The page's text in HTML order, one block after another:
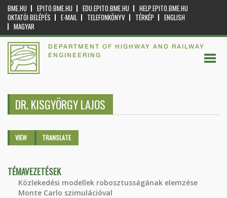
BME.HU EPITO.BME.HU EDU.EPITO.BME.HU
HELP.EPITO.BME.HU
OKTATÓI BELÉPÉS
E-MAIL TELEFONKÖNYV TÉRKÉP
ENGLISH
MAGYAR
DEPARTMENT OF HIGHWAY AND RAILWAY
ENGINEERING
DR. KISGYÖRGY LAJOS
Primary tabs
VIEW (ACTIVETRANSLATE
TÉMAVEZETÉSEK
Közlekedési modellek robosztusságának elemzése
Monte Carlo szimulációval